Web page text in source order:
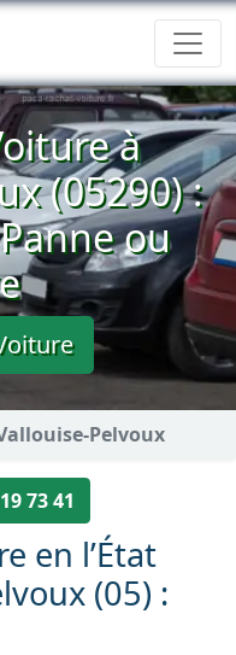
à
(05290) :
ou
Pelvoux
73 41
en l’État
(05) :